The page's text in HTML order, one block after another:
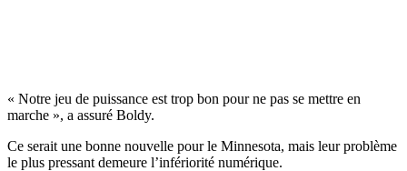
« Notre jeu de puissance est trop bon pour ne pas se mettre en
marche », a assuré Boldy.
Ce serait une bonne nouvelle pour le Minnesota, mais leur problème
le plus pressant demeure l’infériorité numérique.